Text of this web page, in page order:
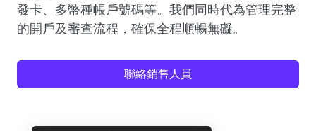
發卡、多幣種帳戶號碼等。我們同時代為管理完整
的開戶及審查流程，確保全程順暢無礙。
聯絡銷售人員